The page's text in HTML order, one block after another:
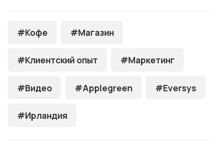
#Кофе #Магазин
#Клиентский опыт #Маркетинг
#Видео #Applegreen #Eversys
#Ирландия